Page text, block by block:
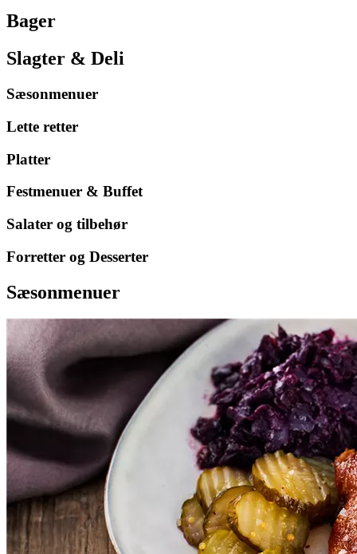
Bager
Slagter & Deli
Sæsonmenuer
Lette retter
Platter
Festmenuer & Buffet
Salater og tilbehør
Forretter og Desserter
Sæsonmenuer